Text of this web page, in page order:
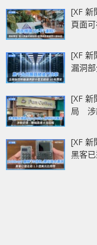
[XF
頁面
[XF
漏洞
[XF 新
局 涉
[XF
黑客